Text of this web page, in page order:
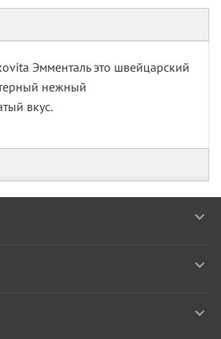
Эмменталь это швейцарский
нежный
вкус.